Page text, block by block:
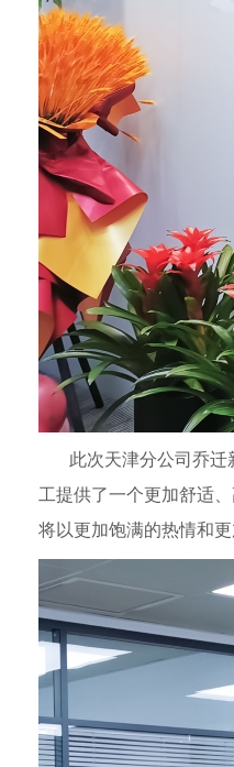
此次天津分公司乔
工提供了一个更加舒适
将以更加饱满的热情和